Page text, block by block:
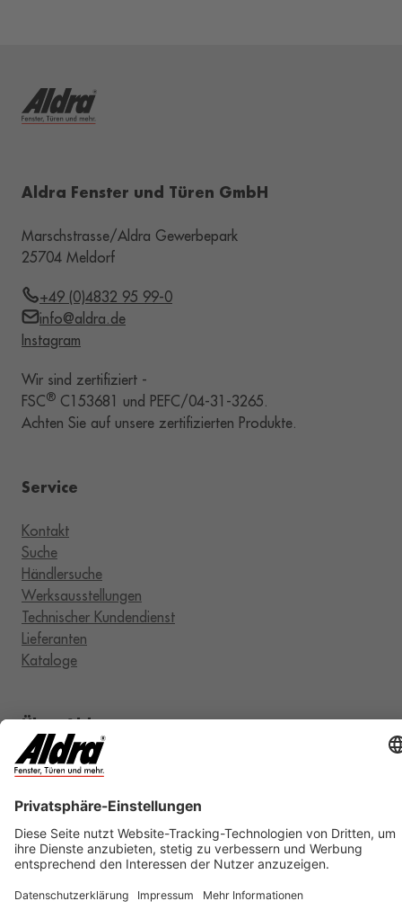
Aldra Fenster und Türen GmbH
Marschstrasse/Aldra Gewerbepark
25704 Meldorf
+49 (0)4832 95 99-0
info@aldra.de
Instagram
Wir sind zertifiziert -
FSC® C153681 und PEFC/04-31-3265.
Achten Sie auf unsere zertifizierten Produkte.
Service
Kontakt
Suche
Händlersuche
Werksausstellungen
Technischer Kundendienst
Lieferanten
Kataloge
Über Aldra
Aldra Blog
Umweltschutz
RAL-Zertifizierung
Karriere